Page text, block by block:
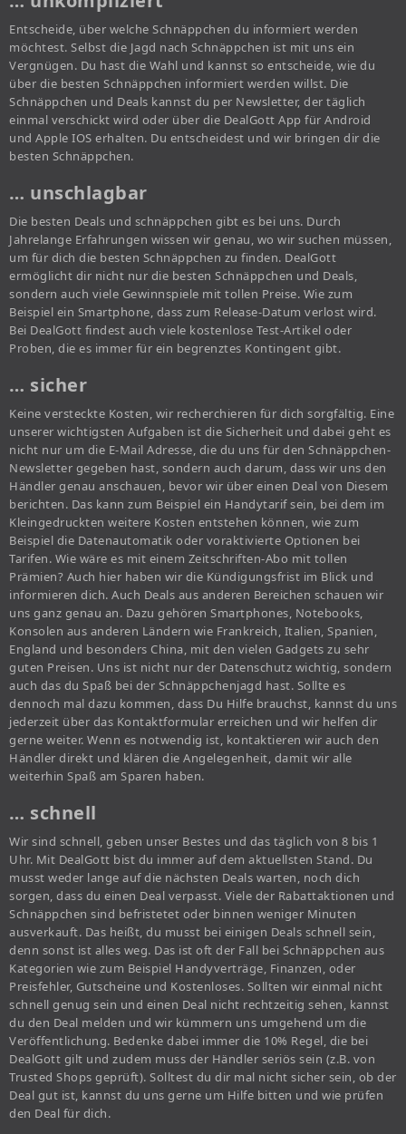
Entscheide, über welche Schnäppchen du informiert werden
möchtest. Selbst die Jagd nach Schnäppchen ist mit uns ein
Vergnügen. Du hast die Wahl und kannst so entscheide, wie du
über die besten Schnäppchen informiert werden willst. Die
Schnäppchen und Deals kannst du per Newsletter, der täglich
einmal verschickt wird oder über die DealGott App für Android
und Apple IOS erhalten. Du entscheidest und wir bringen dir die
besten Schnäppchen.
… unschlagbar
Die besten Deals und schnäppchen gibt es bei uns. Durch
Jahrelange Erfahrungen wissen wir genau, wo wir suchen müssen,
um für dich die besten Schnäppchen zu finden. DealGott
ermöglicht dir nicht nur die besten Schnäppchen und Deals,
sondern auch viele Gewinnspiele mit tollen Preise. Wie zum
Beispiel ein Smartphone, dass zum Release-Datum verlost wird.
Bei DealGott findest auch viele kostenlose Test-Artikel oder
Proben, die es immer für ein begrenztes Kontingent gibt.
… sicher
Keine versteckte Kosten, wir recherchieren für dich sorgfältig. Eine
unserer wichtigsten Aufgaben ist die Sicherheit und dabei geht es
nicht nur um die E-Mail Adresse, die du uns für den Schnäppchen-
Newsletter gegeben hast, sondern auch darum, dass wir uns den
Händler genau anschauen, bevor wir über einen Deal von Diesem
berichten. Das kann zum Beispiel ein Handytarif sein, bei dem im
Kleingedruckten weitere Kosten entstehen können, wie zum
Beispiel die Datenautomatik oder voraktivierte Optionen bei
Tarifen. Wie wäre es mit einem Zeitschriften-Abo mit tollen
Prämien? Auch hier haben wir die Kündigungsfrist im Blick und
informieren dich. Auch Deals aus anderen Bereichen schauen wir
uns ganz genau an. Dazu gehören Smartphones, Notebooks,
Konsolen aus anderen Ländern wie Frankreich, Italien, Spanien,
England und besonders China, mit den vielen Gadgets zu sehr
guten Preisen. Uns ist nicht nur der Datenschutz wichtig, sondern
auch das du Spaß bei der Schnäppchenjagd hast. Sollte es
dennoch mal dazu kommen, dass Du Hilfe brauchst, kannst du uns
jederzeit über das Kontaktformular erreichen und wir helfen dir
gerne weiter. Wenn es notwendig ist, kontaktieren wir auch den
Händler direkt und klären die Angelegenheit, damit wir alle
weiterhin Spaß am Sparen haben.
… schnell
Wir sind schnell, geben unser Bestes und das täglich von 8 bis 1
Uhr. Mit DealGott bist du immer auf dem aktuellsten Stand. Du
musst weder lange auf die nächsten Deals warten, noch dich
sorgen, dass du einen Deal verpasst. Viele der Rabattaktionen und
Schnäppchen sind befristetet oder binnen weniger Minuten
ausverkauft. Das heißt, du musst bei einigen Deals schnell sein,
denn sonst ist alles weg. Das ist oft der Fall bei Schnäppchen aus
Kategorien wie zum Beispiel Handyverträge, Finanzen, oder
Preisfehler, Gutscheine und Kostenloses. Sollten wir einmal nicht
schnell genug sein und einen Deal nicht rechtzeitig sehen, kannst
du den Deal melden und wir kümmern uns umgehend um die
Veröffentlichung. Bedenke dabei immer die 10% Regel, die bei
DealGott gilt und zudem muss der Händler seriös sein (z.B. von
Trusted Shops geprüft). Solltest du dir mal nicht sicher sein, ob der
Deal gut ist, kannst du uns gerne um Hilfe bitten und wie prüfen
den Deal für dich.